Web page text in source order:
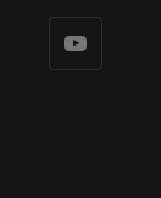
YouTube